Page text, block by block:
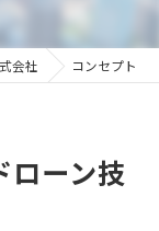
会社 コンセプト
ローン技